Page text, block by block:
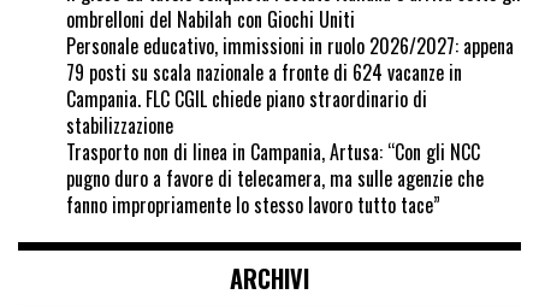
ombrelloni del Nabilah con Giochi Uniti
Personale educativo, immissioni in ruolo 2026/2027: appena
79 posti su scala nazionale a fronte di 624 vacanze in
Campania. FLC CGIL chiede piano straordinario di
stabilizzazione
Trasporto non di linea in Campania, Artusa: “Con gli NCC
pugno duro a favore di telecamera, ma sulle agenzie che
fanno impropriamente lo stesso lavoro tutto tace”
ARCHIVI